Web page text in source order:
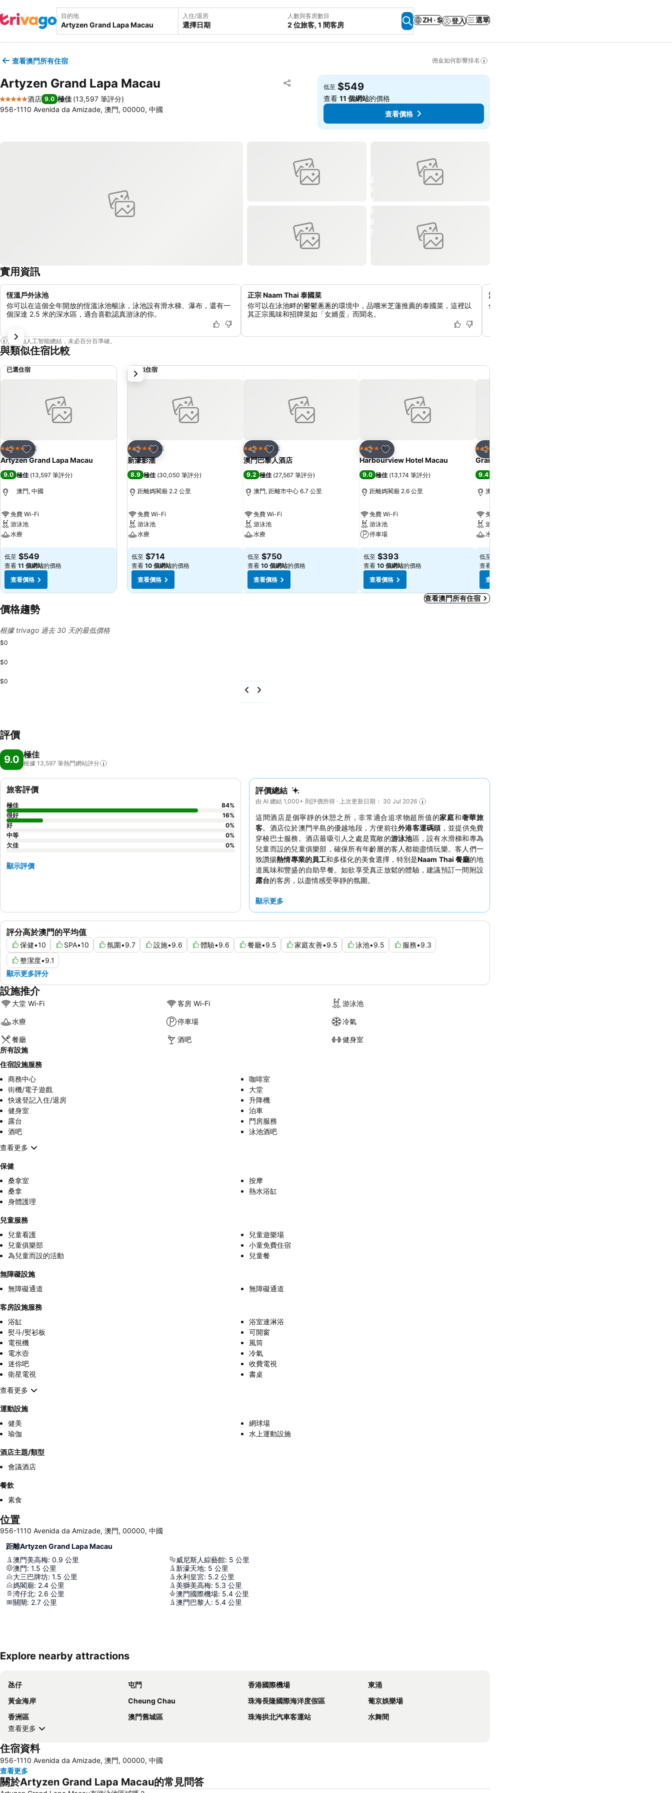
目的地 入住/退房
選擇日期
人數與客房數目
2 位旅客, 1 間客房
ZH · $ 登入 選單
查看澳門所有住宿 佣金如何影響排名
Artyzen Grand Lapa Macau 分享
放到收藏夾
5 星級
酒店 9.0 極佳 (13,597 筆評分)
956-1110 Avenida da Amizade, 澳門, 00000, 中國
低至 $549
查看11 個網站的價格
查看價格
實用資訊
恆溫戶外泳池
你可以在這個全年開放的恆溫泳池暢泳，泳池設有滑水梯、瀑布，還有一
個深達 2.5 米的深水區，適合喜歡認真游泳的你。
正宗 Naam Thai 泰國菜
你可以在泳池畔的鬱鬱蔥蔥的環境中，品嚐米芝蓮推薦的泰國菜，這裡以
其正宗風味和招牌菜如「女婿蛋」而聞名。
澳門漁人碼頭近在咫尺
你可以步行 5 分鐘到達附近的濱水區，探索主題購物、餐
內容由人工智能總結，未必百分百準確。
與類似住宿比較
已選住宿
分享
放到收藏夾
5 星級 酒店
Artyzen Grand Lapa Macau
9.0 極佳 (13,597 筆評分)
澳門, 中國
免費 Wi-Fi
游泳池
水療
查看價格
低至 $549
查看 11 個網站的價格
查看價格
類似住宿
分享
放到收藏夾
5 星級 酒店
新濠影滙
8.9 極佳 (30,050 筆評分)
距離媽閣廟 2.2 公里
免費 Wi-Fi
游泳池
水療
查看價格
低至 $714
查看 10 個網站的價格
查看價格
分享
放到收藏夾
5 星級 酒店
澳門巴黎人酒店
9.2 極佳 (27,567 筆評分)
澳門, 距離市中心 6.7 公里
免費 Wi-Fi
游泳池
水療
查看價格
低至 $750
查看 10 個網站的價格
查看價格
分享
放到收藏夾
4 星級 酒店
Harbourview Hotel Macau
9.0 極佳 (13,174 筆評分)
距離媽閣廟 2.6 公里
免費 Wi-Fi
游泳池
停車場
查看價格
低至 $393
查看 10 個網站的價格
查看價格
分享
5 星級
Grand Lisboa Palace Macau
9.4
澳門, 距離市中心 7.0 公里
免費 Wi-Fi
游泳池
水療
查看價格
低至
查看
查看價格
下一步
查看澳門所有住宿
價格趨勢
根據 trivago 過去 30 天的最低價格
$0
$0
$0
評價
9.0 極佳
根據 13,597 筆熱門網站評分
評價總結
由 AI 總結 1,000+ 則評價所得 · 上次更新日期： 30 Jul 2026
這間酒店是個寧靜的休憩之所，非常適合追求物超所值的家庭和奢華旅
客。酒店位於澳門半島的優越地段，方便前往外港客運碼頭 ，並提供免費
穿梭巴士服務。酒店最吸引人之處是寬敞的游泳池區，設有水滑梯和專為
兒童而設的兒童俱樂部，確保所有年齡層的客人都能盡情玩樂。客人們一
致讚揚熱情專業的員工和多樣化的美食選擇，特別是Naam Thai 餐廳的地
道風味和豐盛的自助早餐。如欲享受真正放鬆的體驗，建議預訂一間附設
露台的客房，以盡情感受寧靜的氛圍。
顯示更多
評分高於澳門的平均值
保健•10 SPA•10 氛圍•9.7 設施•9.6 體驗•9.6 餐廳•9.5 家庭友善•9.5 泳池•9.5 服務•9.3
整潔度•9.1
顯示更多評分
旅客評價
極佳 84%
很好
16%
好
0%
中等
0%
欠佳
0%
顯示評價
設施推介
大堂 Wi-Fi 客房 Wi-Fi 游泳池
水療 停車場 冷氣
餐廳 酒吧
健身室
所有設施
住宿設施服務
商務中心
咖啡室
街機/電子遊戲
大堂
快速登記入住/退房
升降機
健身室
泊車
露台
門房服務
酒吧
泳池酒吧
查看更多
保健
桑拿室
按摩
桑拿
熱水浴缸
身體護理
兒童服務
兒童看護
兒童遊樂場
兒童俱樂部
小童免費住宿
為兒童而設的活動
兒童餐
無障礙設施
無障礙通道
無障礙通道
客房設施服務
浴缸
浴室連淋浴
熨斗/熨衫板
可開窗
電視機
風筒
電水壺
冷氣
迷你吧
收費電視
衛星電視
書桌
查看更多
運動設施
健美
網球場
瑜伽
水上運動設施
酒店主題/類型
會議酒店
餐飲
素食
位置
956-1110 Avenida da Amizade, 澳門, 00000, 中國
距離Artyzen Grand Lapa Macau
澳門美高梅: 0.9 公里
澳門: 1.5 公里
大三巴牌坊: 1.5 公里
媽閣廟: 2.4 公里
湾仔北: 2.6 公里
關閘: 2.7 公里
威尼斯人綜藝館: 5 公里
新濠天地: 5 公里
永利皇宮: 5.2 公里
美獅美高梅: 5.3 公里
澳門國際機場: 5.4 公里
澳門巴黎人 : 5.4 公里
Explore nearby attractions
氹仔 屯門 香港國際機場
東涌
黃金海岸
Cheung Chau 珠海長隆國際海洋度假區
葡京娛樂場
香洲區
澳門舊城區 珠海拱北汽車客運站
水舞間
查看更多
住宿資料
956-1110 Avenida da Amizade, 澳門, 00000, 中國
查看更多
關於Artyzen Grand Lapa Macau的常見問答